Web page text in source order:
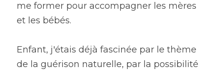
me former pour accompagner les mères
et les bébés.
Enfant, j'étais déjà fascinée par le thème
de la guérison naturelle, par la possibilité